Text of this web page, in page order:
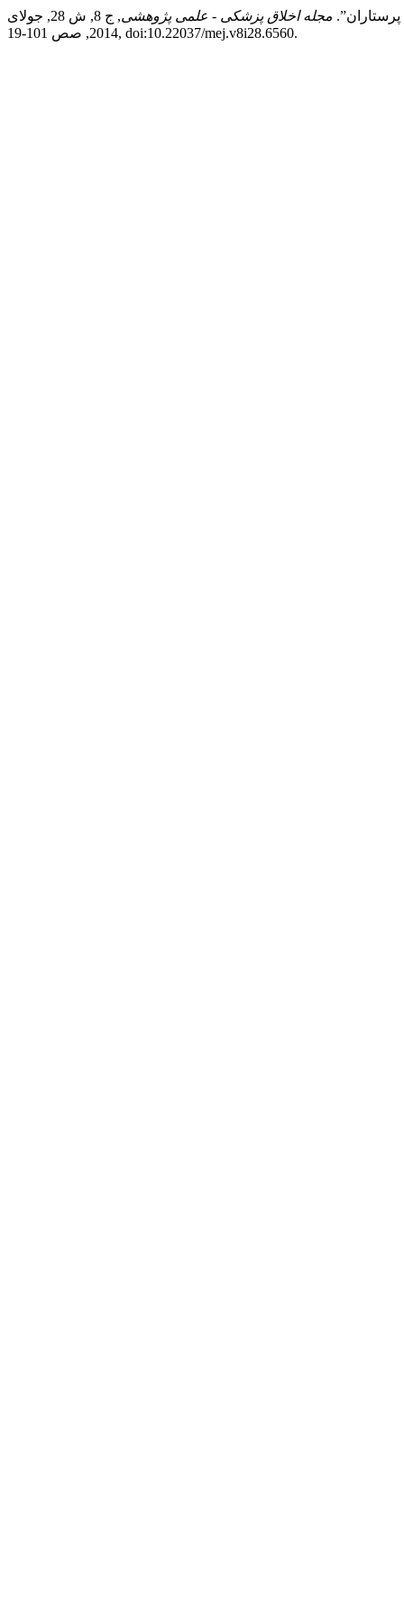
مجله اخلاق پزشکی - علمی پژوهشی
, ج 8, ش 28, جولای
2014, صص 101-19, doi:10.22037/mej.v8i28.6560.